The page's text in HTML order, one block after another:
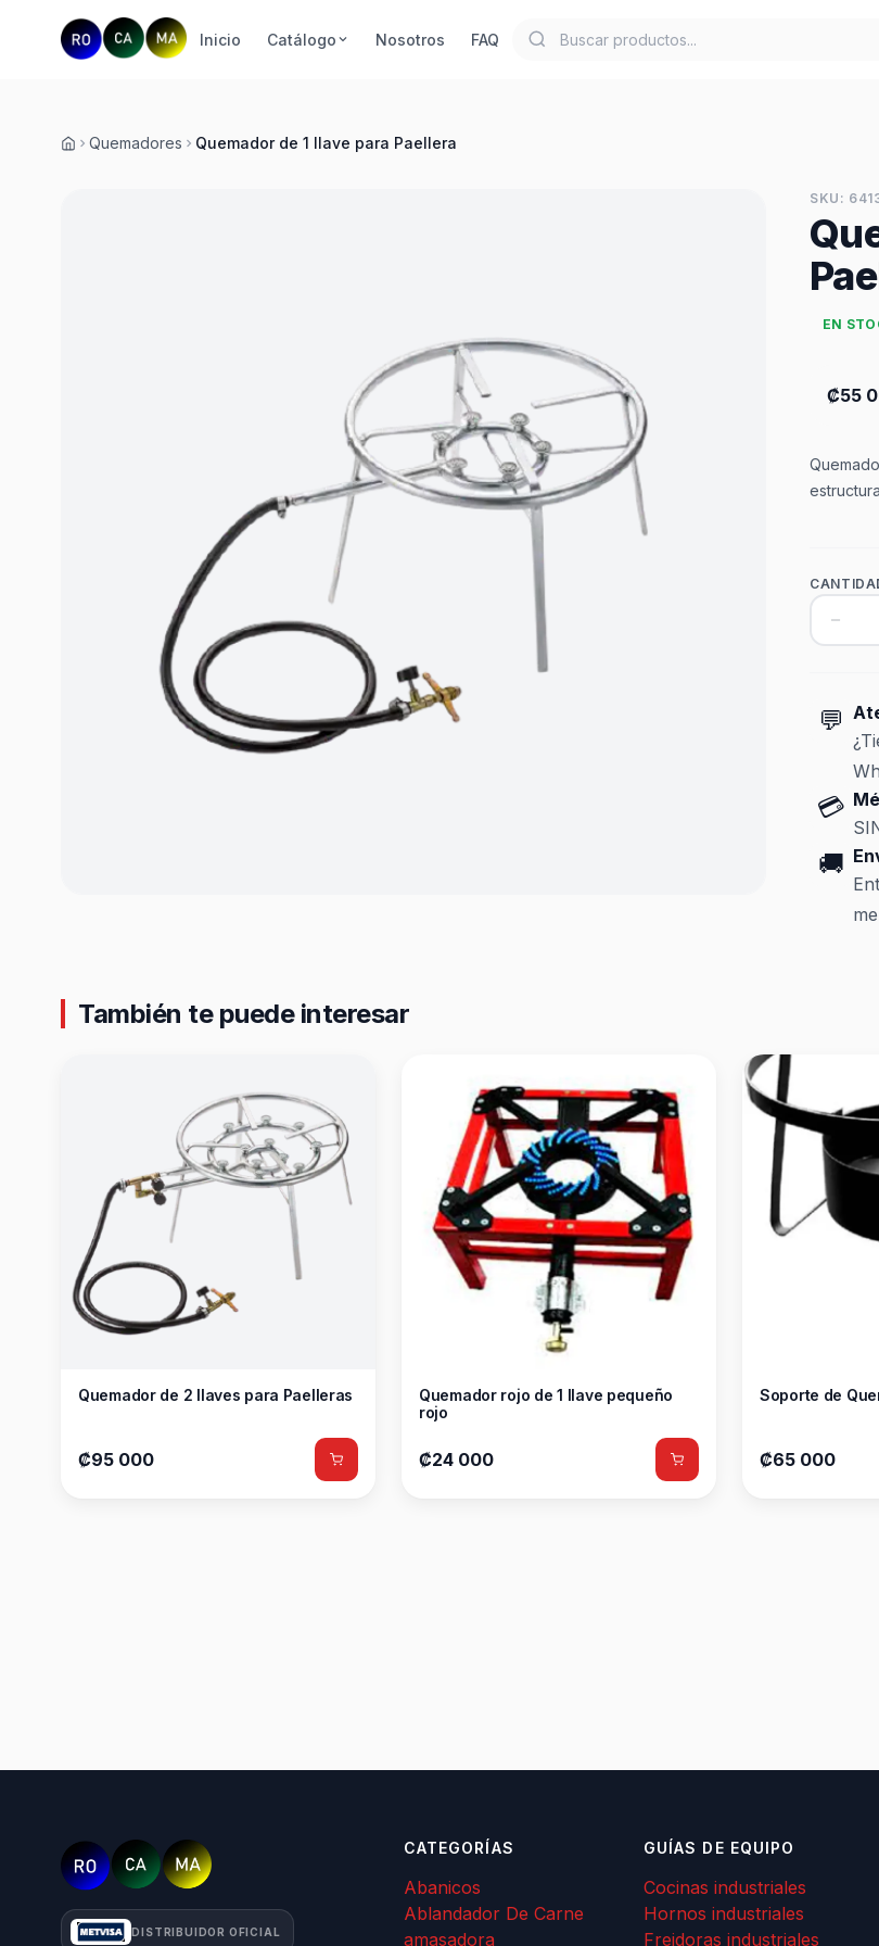
Inicio Catálogo Nosotros FAQ
Inicio
Quemadores Quemador de 1 llave para Paellera
SKU:
EN
₡55
💬
💳
🚚
También te puede interesar
Quemador de 2 llaves para Paelleras
₡95 000
Quemador rojo de 1 llave pequeño
rojo
₡24 000
Soporte de
₡65 000
DISTRIBUIDOR OFICIAL
CATEGORÍAS
Abanicos
Ablandador De Carne
amasadora
GUÍAS DE EQUIPO
Cocinas industriales
Hornos industriales
Freidoras industriales